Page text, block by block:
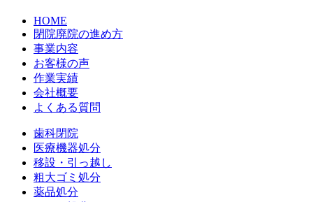
HOME
閉院廃院の進め方
事業内容
お客様の声
作業実績
会社概要
よくある質問
歯科閉院
医療機器処分
移設・引っ越し
粗大ゴミ処分
薬品処分